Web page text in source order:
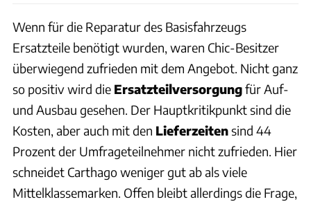
Wenn für die Reparatur des Basisfahrzeugs
Ersatzteile benötigt wurden, waren Chic-Besitzer
überwiegend zufrieden mit dem Angebot. Nicht ganz
so positiv wird die Ersatzteilversorgungfür Auf-
und Ausbau gesehen. Der Hauptkritikpunkt sind die
Kosten, aber auch mit den Lieferzeitensind 44
Prozent der Umfrageteilnehmer nicht zufrieden. Hier
schneidet Carthago weniger gut ab als viele
Mittelklassemarken. Offen bleibt allerdings die Frage,